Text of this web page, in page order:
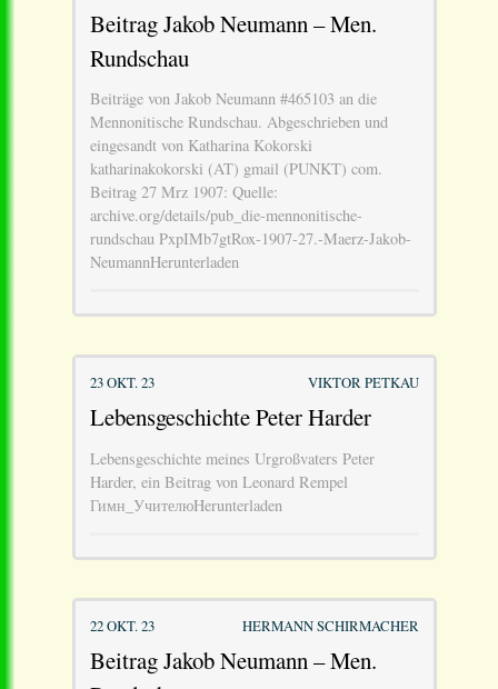
Beitrag Jakob Neumann – Men.
Rundschau
Beiträge von Jakob Neumann #465103 an die
Mennonitische Rundschau. Abgeschrieben und
eingesandt von Katharina Kokorski
katharinakokorski (AT) gmail (PUNKT) com.
Beitrag 27 Mrz 1907: Quelle:
archive.org/details/pub_die-mennonitische-
rundschau PxpIMb7gtRox-1907-27.-Maerz-Jakob-
NeumannHerunterladen
23 OKT. 23 VIKTOR PETKAU
Lebensgeschichte Peter Harder
Lebensgeschichte meines Urgroßvaters Peter
Harder, ein Beitrag von Leonard Rempel
Гимн_УчителюHerunterladen
22 OKT. 23 HERMANN SCHIRMACHER
Beitrag Jakob Neumann – Men.